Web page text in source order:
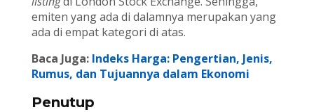
emiten yang ada di dalamnya merupakan yang
ada di empat kategori di atas.
Baca Juga: Indeks Harga: Pengertian, Jenis,
Rumus, dan Tujuannya dalam Ekonomi
Penutup